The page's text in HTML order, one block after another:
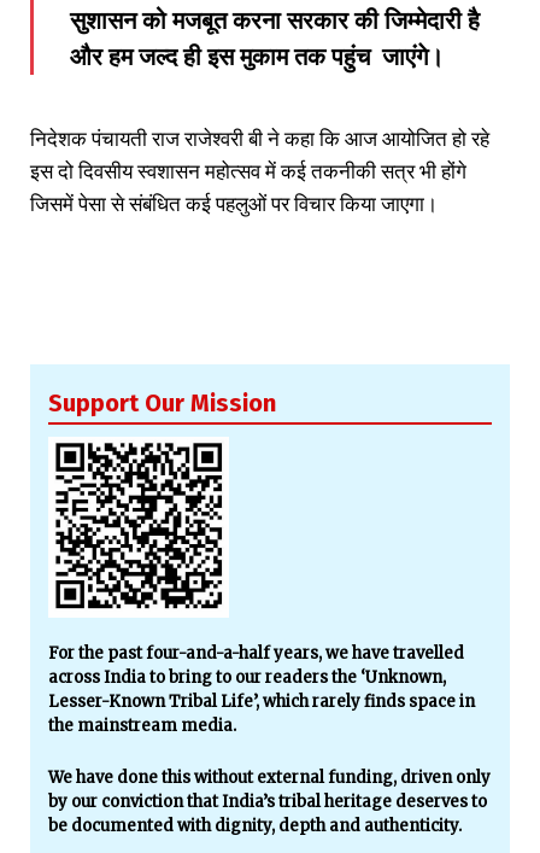
सुशासन को मजबूत करना सरकार की जिम्मेदारी है
और हम जल्द ही इस मुकाम तक पहुंच जाएंगे।
निदेशक पंचायती राज राजेश्वरी बी ने कहा कि आज आयोजित हो रहे
इस दो दिवसीय स्वशासन महोत्सव में कई तकनीकी सत्र भी होंगे
जिसमें पेसा से संबंधित कई पहलुओं पर विचार किया जाएगा।
Support Our Mission
For the past four-and-a-half years, we have travelled
across India to bring to our readers the ‘Unknown,
Lesser-Known Tribal Life’, which rarely finds space in
the mainstream media.
We have done this without external funding, driven only
by our conviction that India’s tribal heritage deserves to
be documented with dignity, depth and authenticity.